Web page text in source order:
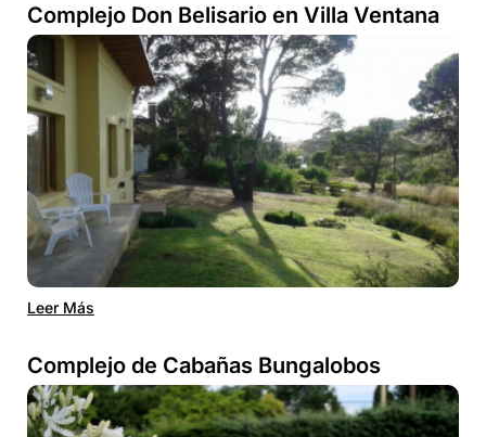
Complejo Don Belisario en Villa Ventana
Leer Más
Complejo de Cabañas Bungalobos